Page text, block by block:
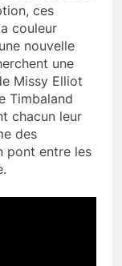
ces
couleur
nouvelle
une
Missy Elliot
Timbaland
chacun leur
des
pont entre les